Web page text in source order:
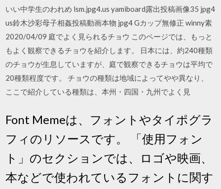
いい中学生のわれめ lsm.jpg4.us yamiboard露出投稿画像35 jpg4
us鈴木沙彩母子相姦投稿動画本物 jpg4 Gカップ無修正 winny素
2020/04/09 庭でよく見られるチョウ このページでは、もっと
もよく観察できるチョウを紹介します。 日本には、約240種類
のチョウが生息していますが、庭で観察できるチョウは平均で
20種類程度です。 チョウの種類は地域によってやや異なり、
ここで紹介している種類は、本州・四国・九州でよく見
Font Memeは、フォントやタイポグラ
フィのリソースです。 「使用フォン
ト」のセクションでは、ロゴや映画、
本などで使われているフォントに関す